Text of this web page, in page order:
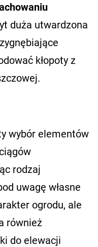
duża utwardzona
kłopoty z
wybór elementów
rodzaj
uwagę własne
ogrodu, ale
również
do elewacji